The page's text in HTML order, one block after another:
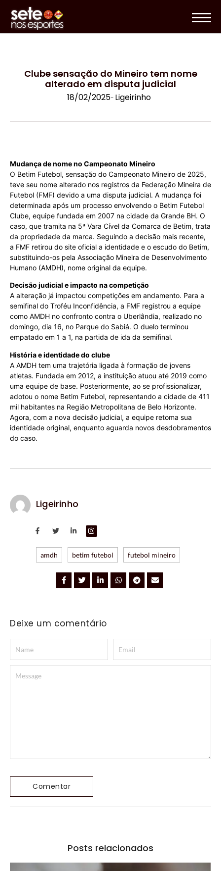
Clube sensação do Mineiro tem nome
alterado em disputa judicial
18/02/2025- Ligeirinho
Mudança de nome no Campeonato Mineiro
O Betim Futebol, sensação do Campeonato Mineiro de 2025,
teve seu nome alterado nos registros da Federação Mineira de
Futebol (FMF) devido a uma disputa judicial. A mudança foi
determinada após um processo envolvendo o Betim Futebol
Clube, equipe fundada em 2007 na cidade da Grande BH. O
caso, que tramita na 5ª Vara Cível da Comarca de Betim, trata
da propriedade da marca. Seguindo a decisão mais recente,
a FMF retirou do site oficial a identidade e o escudo do Betim,
substituindo-os pela Associação Mineira de Desenvolvimento
Humano (AMDH), nome original da equipe.
Decisão judicial e impacto na competição
A alteração já impactou competições em andamento. Para a
semifinal do Troféu Inconfidência, a FMF registrou a equipe
como AMDH no confronto contra o Uberlândia, realizado no
domingo, dia 16, no Parque do Sabiá. O duelo terminou
empatado em 1 a 1, na partida de ida da semifinal.
História e identidade do clube
A AMDH tem uma trajetória ligada à formação de jovens
atletas. Fundada em 2012, a instituição atuou até 2019 como
uma equipe de base. Posteriormente, ao se profissionalizar,
adotou o nome Betim Futebol, representando a cidade de 411
mil habitantes na Região Metropolitana de Belo Horizonte.
Agora, com a nova decisão judicial, a equipe retoma sua
identidade original, enquanto aguarda novos desdobramentos
do caso.
Ligeirinho
amdh betim futebol futebol mineiro
Deixe um comentário
Posts relacionados